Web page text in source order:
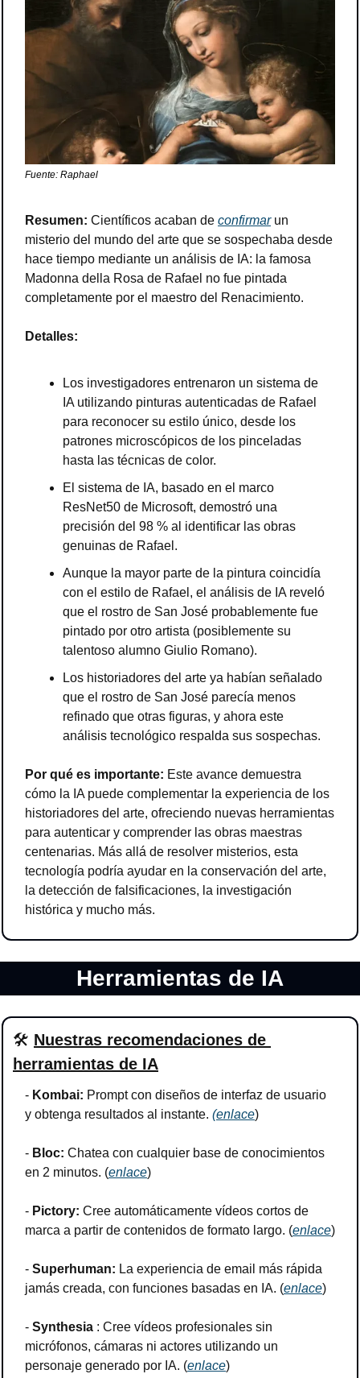
Fuente: Raphael
Resumen: Científicos acaban de confirmar un
misterio del mundo del arte que se sospechaba desde
hace tiempo mediante un análisis de IA: la famosa
Madonna della Rosa de Rafael no fue pintada
completamente por el maestro del Renacimiento.
Detalles:
Los investigadores entrenaron un sistema de
IA utilizando pinturas autenticadas de Rafael
para reconocer su estilo único, desde los
patrones microscópicos de los pinceladas
hasta las técnicas de color.
El sistema de IA, basado en el marco
ResNet50 de Microsoft, demostró una
precisión del 98 % al identificar las obras
genuinas de Rafael.
Aunque la mayor parte de la pintura coincidía
con el estilo de Rafael, el análisis de IA reveló
que el rostro de San José probablemente fue
pintado por otro artista (posiblemente su
talentoso alumno Giulio Romano).
Los historiadores del arte ya habían señalado
que el rostro de San José parecía menos
refinado que otras figuras, y ahora este
análisis tecnológico respalda sus sospechas.
Por qué es importante: Este avance demuestra
cómo la IA puede complementar la experiencia de los
historiadores del arte, ofreciendo nuevas herramientas
para autenticar y comprender las obras maestras
centenarias. Más allá de resolver misterios, esta
tecnología podría ayudar en la conservación del arte,
la detección de falsificaciones, la investigación
histórica y mucho más.
Herramientas de IA
🛠 Nuestras recomendaciones de
herramientas de IA
- Kombai: Prompt con diseños de interfaz de usuario
y obtenga resultados al instante. (enlace)
- Bloc: Chatea con cualquier base de conocimientos
en 2 minutos. (enlace)
- Pictory: Cree automáticamente vídeos cortos de
marca a partir de contenidos de formato largo. (enlace)
- Superhuman: La experiencia de email más rápida
jamás creada, con funciones basadas en IA. (enlace)
- Synthesia : Cree vídeos profesionales sin
micrófonos, cámaras ni actores utilizando un
personaje generado por IA. (enlace)